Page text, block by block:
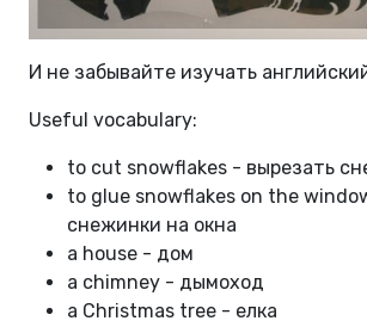
И не забывайте изучать
Useful vocabulary:
to cut snowflakes - вырезать
to glue snowflakes on the
снежинки на окна
a house - дом
a chimney - дымоход
a Christmas tree - елка